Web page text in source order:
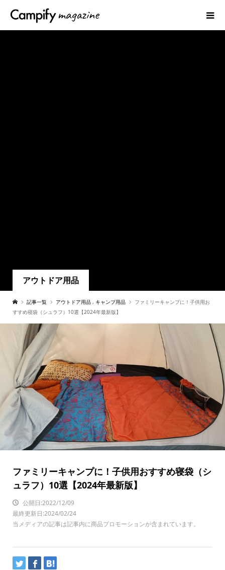
アウトドア用品
記事一覧 アウトドア用品 , キャンプ用品
ファミリーキャンプに！子供用お
すすめ寝袋（シュラフ）10選【2024年最新版】
ファミリーキャンプに！子供用おすすめ寝袋（シ
ュラフ）10選【2024年最新版】
公開日:2022/12/09
最終更新日:2024/02/24
当メディアの記事は記事内に商品プロモーションが含まれています。